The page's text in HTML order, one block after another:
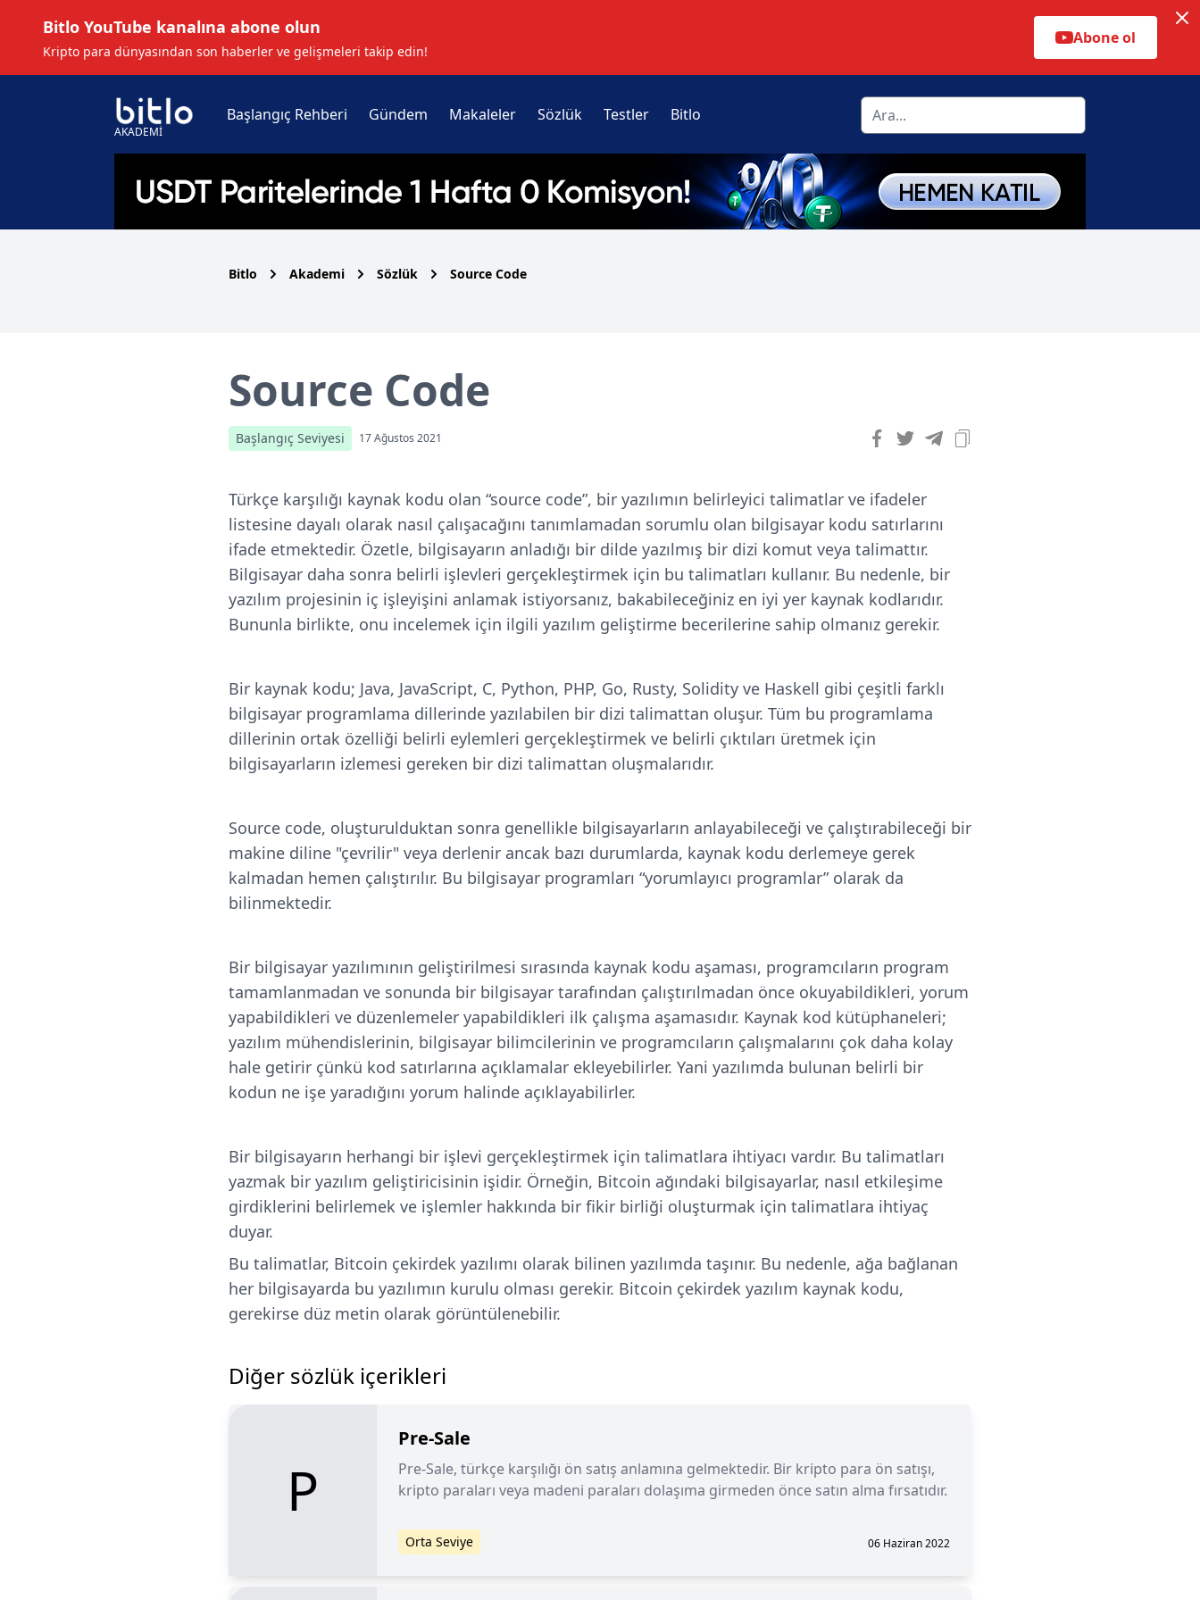
Bitlo YouTube kanalına abone olun
Kripto para dünyasından son haberler ve gelişmeleri takip edin!
Abone ol
AKADEMİ
Başlangıç Rehberi Gündem Makaleler Sözlük Testler Bitlo
Bitlo Akademi Sözlük Source Code
Source Code
Başlangıç Seviyesi 17 Ağustos 2021
Türkçe karşılığı kaynak kodu olan “source code”, bir yazılımın belirleyici talimatlar ve ifadeler
listesine dayalı olarak nasıl çalışacağını tanımlamadan sorumlu olan bilgisayar kodu satırlarını
ifade etmektedir. Özetle, bilgisayarın anladığı bir dilde yazılmış bir dizi komut veya talimattır.
Bilgisayar daha sonra belirli işlevleri gerçekleştirmek için bu talimatları kullanır. Bu nedenle, bir
yazılım projesinin iç işleyişini anlamak istiyorsanız, bakabileceğiniz en iyi yer kaynak kodlarıdır.
Bununla birlikte, onu incelemek için ilgili yazılım geliştirme becerilerine sahip olmanız gerekir.
Bir kaynak kodu; Java, JavaScript, C, Python, PHP, Go, Rusty, Solidity ve Haskell gibi çeşitli farklı
bilgisayar programlama dillerinde yazılabilen bir dizi talimattan oluşur. Tüm bu programlama
dillerinin ortak özelliği belirli eylemleri gerçekleştirmek ve belirli çıktıları üretmek için
bilgisayarların izlemesi gereken bir dizi talimattan oluşmalarıdır.
Source code, oluşturulduktan sonra genellikle bilgisayarların anlayabileceği ve çalıştırabileceği bir
makine diline "çevrilir" veya derlenir ancak bazı durumlarda, kaynak kodu derlemeye gerek
kalmadan hemen çalıştırılır. Bu bilgisayar programları “yorumlayıcı programlar” olarak da
bilinmektedir.
Bir bilgisayar yazılımının geliştirilmesi sırasında kaynak kodu aşaması, programcıların program
tamamlanmadan ve sonunda bir bilgisayar tarafından çalıştırılmadan önce okuyabildikleri, yorum
yapabildikleri ve düzenlemeler yapabildikleri ilk çalışma aşamasıdır. Kaynak kod kütüphaneleri;
yazılım mühendislerinin, bilgisayar bilimcilerinin ve programcıların çalışmalarını çok daha kolay
hale getirir çünkü kod satırlarına açıklamalar ekleyebilirler. Yani yazılımda bulunan belirli bir
kodun ne işe yaradığını yorum halinde açıklayabilirler.
Bir bilgisayarın herhangi bir işlevi gerçekleştirmek için talimatlara ihtiyacı vardır. Bu talimatları
yazmak bir yazılım geliştiricisinin işidir. Örneğin, Bitcoin ağındaki bilgisayarlar, nasıl etkileşime
girdiklerini belirlemek ve işlemler hakkında bir fikir birliği oluşturmak için talimatlara ihtiyaç
duyar.
Bu talimatlar, Bitcoin çekirdek yazılımı olarak bilinen yazılımda taşınır. Bu nedenle, ağa bağlanan
her bilgisayarda bu yazılımın kurulu olması gerekir. Bitcoin çekirdek yazılım kaynak kodu,
gerekirse düz metin olarak görüntülenebilir.
Diğer sözlük içerikleri
P
Pre-Sale
Pre-Sale, türkçe karşılığı ön satış anlamına gelmektedir. Bir kripto para ön satışı,
kripto paraları veya madeni paraları dolaşıma girmeden önce satın alma fırsatıdır.
Orta Seviye 06 Haziran 2022